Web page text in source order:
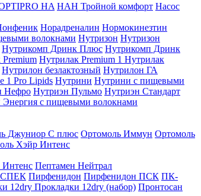
HA НАН Тройной комфорт Насос
Норадреналин Нормокинезтин
волокнами Нутризон Нутризон
Нутрикомп Дринк Плюс Нутрикомп Дринк
Нутрилак Premium 1 Нутрилак
Нутрилон безлактозный Нутрилон ГА
1 Pro Lipids Нутрини Нутрини с пищевыми
Нефро Нутриэн Пульмо Нутриэн Стандарт
Энергия с пищевыми волокнами
Джуниор С плюс Ортомоль Иммун Ортомоль
Хэйр Интенс
Интенс Пептамен Нейтрал
Пирфенидон Пирфенидон ПСК ПК-
12dry Прокладки 12dry (набор) Пронтосан